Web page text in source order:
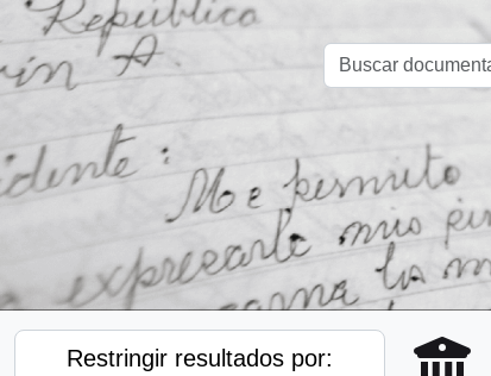
Restringir resultados por: